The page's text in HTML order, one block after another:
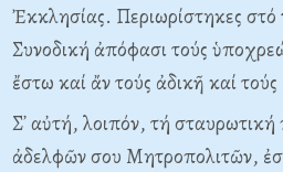
Ἐκκλησίας. Περιωρίστηκες στό
Συνοδική ἀπόφασι τούς
ἔστω καί ἄν τούς ἀδικῆ καί
Σ᾽ αὐτή, λοιπόν, τή σταυρωτική
ἀδελφῶν σου Mητροπολιτῶν,